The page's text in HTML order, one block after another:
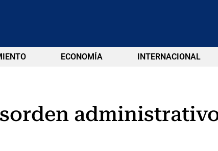
ECONOMÍA INTERNACIONAL